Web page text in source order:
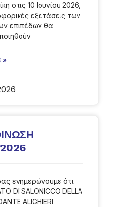
στις 10 Ιουνίου 2026,
εξετάσεις των
επιπέδων θα
»
ενημερώνουμε ότι
DI SALONICCO DELLA
ALIGHIERI